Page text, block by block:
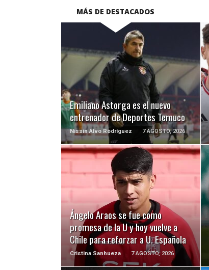
MÁS DE DESTACADOS
Emiliano Astorga es el nuevo
entrenador de Deportes Temuco
Nissin Alvo Rodríguez 7 AGOSTO, 2026
LEER MÁS
Ángelo Araos se fue como
promesa de la U y hoy vuelve a
Chile para reforzar a U. Española
Cristina Sanhueza 7 AGOSTO, 2026
LEER MÁS